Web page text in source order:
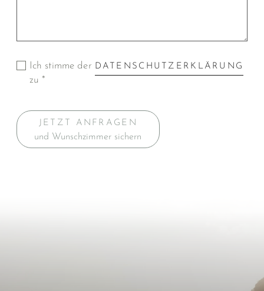
Ich stimme der DATENSCHUTZERKLÄRUNG
zu *
JETZT ANFRAGEN
und Wunschzimmer sichern